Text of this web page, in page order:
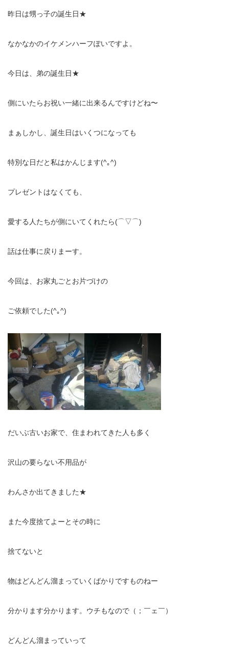
昨日は甥っ子の誕生日★
なかなかのイケメンハーフぽいですよ。
今日は、弟の誕生日★
側にいたらお祝い一緒に出来るんですけどね〜
まぁしかし、誕生日はいくつになっても
特別な日だと私はかんじます(^｡^)
プレゼントはなくても、
愛する人たちが側にいてくれたら(⌒▽⌒)
話は仕事に戻りまーす。
今回は、お家丸ごとお片づけの
ご依頼でした(^｡^)
だいぶ古いお家で、住まわれてきた人も多く
沢山の要らない不用品が
わんさか出てきました★
また今度捨てよーとその時に
捨てないと
物はどんどん溜まっていくばかりですものねー
分かります分かります。ウチもなので（；￣ェ￣）
どんどん溜まっていって